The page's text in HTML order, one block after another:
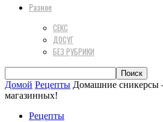
Разное
СЕКС
ДОСУГ
БЕЗ РУБРИКИ
Домой Рецепты Домашние сникерсы
магазинных!
Рецепты